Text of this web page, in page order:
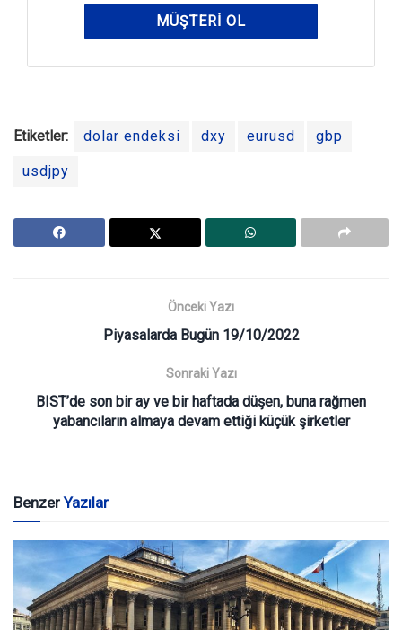
MÜŞTERI OL
Etiketler: dolar endeksi dxy eurusd gbp
usdjpy
Önceki Yazı
Piyasalarda Bugün 19/10/2022
Sonraki Yazı
BIST’de son bir ay ve bir haftada düşen, buna rağmen
yabancıların almaya devam ettiği küçük şirketler
BenzerYazılar